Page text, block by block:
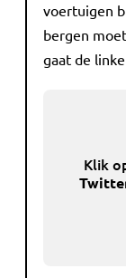
voertuigen
bergen
gaat de
Klik